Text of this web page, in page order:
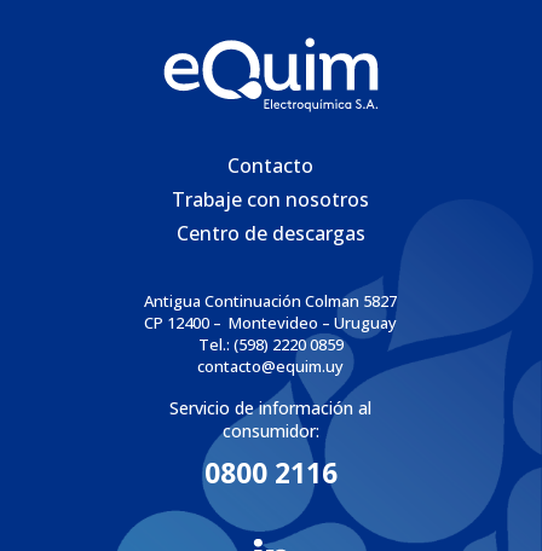
Contacto
Trabaje con nosotros
Centro de descargas
Antigua Continuación Colman 5827
CP 12400 – Montevideo – Uruguay
Tel.: (598) 2220 0859
contacto@equim.uy
Servicio de información al
consumidor:
0800 2116